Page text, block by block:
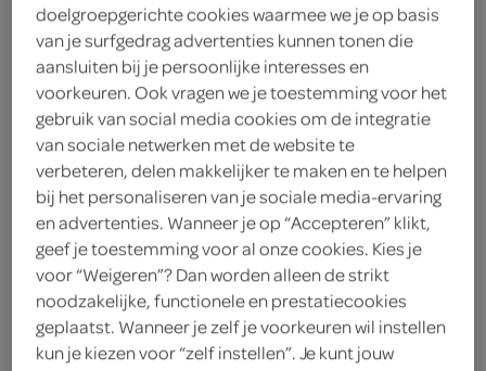
4.
49
1.5 Liter
Let op: aanbiedingen zijn niet zichtbaar bij de
producten, maar worden wél automatisch
verwerkt in de winkelmand.
aloë vera naturel
gezoet met rietsuiker, honing en fruitsap
doelgroepgerichte cookies waarmee we je op basis
van je surfgedrag advertenties kunnen tonen die
aansluiten bij je persoonlijke interesses en
voorkeuren. Ook vragen we je toestemming voor het
gebruik van social media cookies om de integratie
van sociale netwerken met de website te
verbeteren, delen makkelijker te maken en te helpen
bij het personaliseren van je sociale media-ervaring
en advertenties. Wanneer je op “Accepteren” klikt,
geef je toestemming voor al onze cookies. Kies je
voor “Weigeren”? Dan worden alleen de strikt
noodzakelijke, functionele en prestatiecookies
geplaatst. Wanneer je zelf je voorkeuren wil instellen
kun je kiezen voor “zelf instellen”. Je kunt jouw